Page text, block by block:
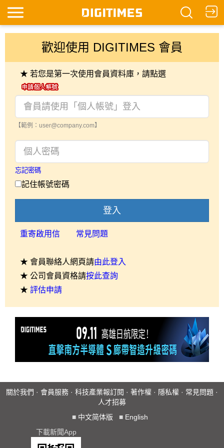
歡迎使用 DIGITIMES 會員
★ 若您是第一次使用會員資料庫，請點選
【範例：user@company.com】
忘記密碼
記住帳號密碼
登入
重寄啟用信 常見問題
★ 會員聯絡人網頁請由此登入
★ 公司會員資格請按此查詢
★ 評估申請
關於我們 · 會員服務 · 科技產業報訂閱 · 著作權 · 隱私權 · 常見問題 ·
人才招募
■ 中文简体版 ■ English
下載新聞App